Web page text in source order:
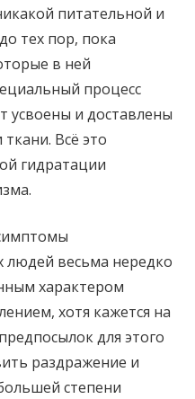
питательной и
тех пор, пока
в ней
процесс
усвоены и доставлены
Всё это
гидратации
людей весьма нередко
характером
хотя кажется на
для этого
раздражение и
степени